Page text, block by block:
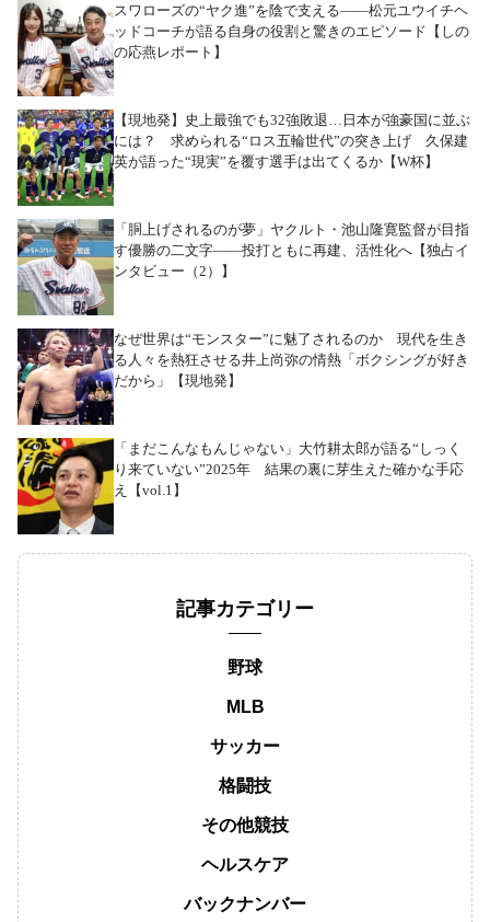
スワローズの“ヤク進”を陰で支える――松元ユウイチヘ
ッドコーチが語る自身の役割と驚きのエピソード【しの
の応燕レポート】
【現地発】史上最強でも32強敗退…日本が強豪国に並ぶ
には？ 求められる“ロス五輪世代”の突き上げ 久保建
英が語った“現実”を覆す選手は出てくるか【W杯】
「胴上げされるのが夢」ヤクルト・池山隆寛監督が目指
す優勝の二文字――投打ともに再建、活性化へ【独占イ
ンタビュー（2）】
なぜ世界は“モンスター”に魅了されるのか 現代を生き
る人々を熱狂させる井上尚弥の情熱「ボクシングが好き
だから」【現地発】
「まだこんなもんじゃない」大竹耕太郎が語る“しっく
り来ていない”2025年 結果の裏に芽生えた確かな手応
え【vol.1】
記事カテゴリー
野球
MLB
サッカー
格闘技
その他競技
ヘルスケア
バックナンバー